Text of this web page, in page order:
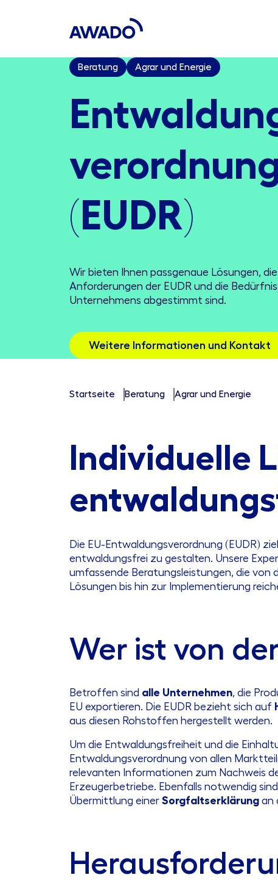
Beratung Agrar und Energie
(EUDR)
Wir bieten Ihnen passgenaue Lösungen,
Anforderungen der EUDR und die
Unternehmens abgestimmt sind.
Weitere Informationen und Kontakt
Startseite Beratung Agrar und Energie
Individuelle
Die EU-Entwaldungsverordnung (EUDR)
entwaldungsfrei zu gestalten. Unsere
umfassende Beratungsleistungen, die von
Lösungen bis hin zur Implementierung
Wer ist von
Betroffen sind alle Unternehmen, die
EU exportieren. Die EUDR bezieht sich auf
aus diesen Rohstoffen hergestellt werden.
Um die Entwaldungsfreiheit und die
Entwaldungsverordnung von allen
relevanten Informationen zum Nachweis
Erzeugerbetriebe. Ebenfalls notwendig
Übermittlung einer Sorgfaltserklärung an